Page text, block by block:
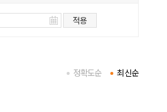
적용
최신순
정확도순